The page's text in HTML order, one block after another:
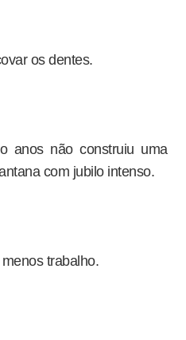
os dentes.
anos não construiu uma
com jubilo intenso.
trabalho.